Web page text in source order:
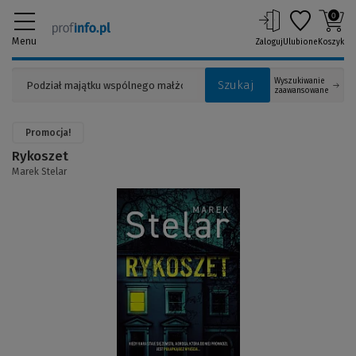
Menu
Szukaj
Wyszukiwanie
zaawansowane
ZalogujUlubione
0
Koszyk
Promocja!
innej
strony)
Rykoszet
Marek Stelar